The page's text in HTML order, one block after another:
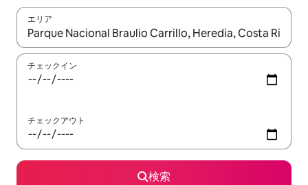
エリア
検索結果が表示されたら、上下の矢印キーを使って移動するか
チェックイン
チェックアウト
検索